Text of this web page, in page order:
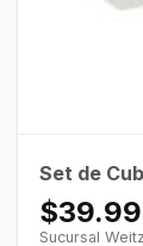
Set de
Sucursal